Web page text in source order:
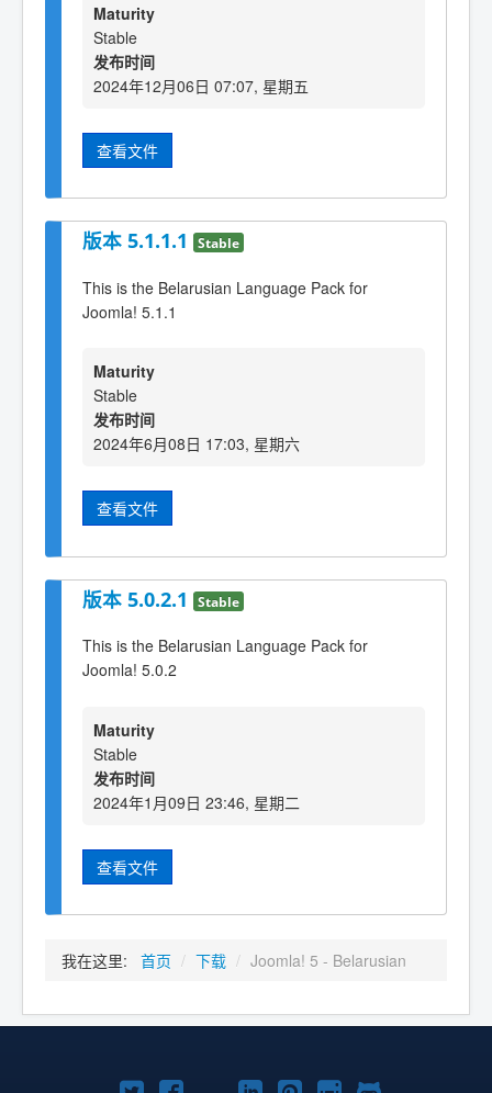
Maturity
Stable
发布时间
2024年12月06日 07:07, 星期五
查看文件
版本 5.1.1.1 Stable
This is the Belarusian Language Pack for
Joomla! 5.1.1
Maturity
Stable
发布时间
2024年6月08日 17:03, 星期六
查看文件
版本 5.0.2.1 Stable
This is the Belarusian Language Pack for
Joomla! 5.0.2
Maturity
Stable
发布时间
2024年1月09日 23:46, 星期二
查看文件
我在这里: 首页 / 下载 / Joomla! 5 - Belarusian